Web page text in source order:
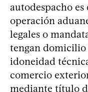
autodespacho
operación
legales o
tengan domicilio
idoneidad
comercio
mediante título